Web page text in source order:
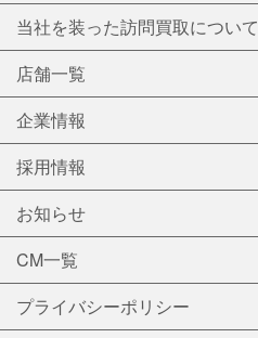
当社を装った訪問買取について
店舗一覧
企業情報
採用情報
お知らせ
CM一覧
プライバシーポリシー